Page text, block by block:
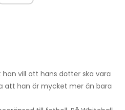
han vill att hans dotter ska vara
att han är mycket mer än bara